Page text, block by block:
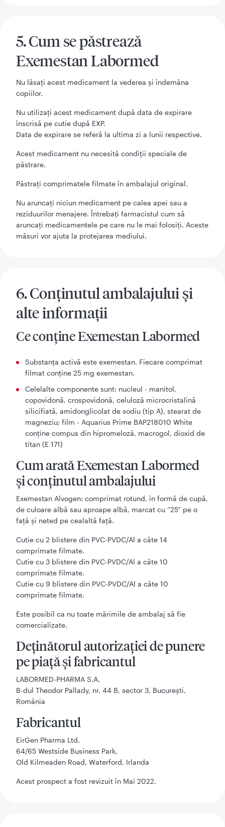
5. Cum se păstrează
Exemestan Labormed
Nu lăsați acest medicament la vederea și îndemâna
copiilor.
Nu utilizați acest medicament după data de expirare
înscrisă pe cutie după EXP.
Data de expirare se referă la ultima zi a lunii respective.
Acest medicament nu necesită condiţii speciale de
păstrare.
Păstraţi comprimatele filmate în ambalajul original.
Nu aruncați niciun medicament pe calea apei sau a
reziduurilor menajere. Întrebați farmacistul cum să
aruncați medicamentele pe care nu le mai folosiți. Aceste
măsuri vor ajuta la protejarea mediului.
6. Conținutul ambalajului și
alte informații
Ce conține Exemestan Labormed
Substanţa activă este exemestan. Fiecare comprimat
filmat conţine 25 mg exemestan.
Celelalte componente sunt: nucleul - manitol,
copovidonă, crospovidonă, celuloză microcristalină
silicifiată, amidonglicolat de sodiu (tip A), stearat de
magneziu; film - Aquarius Prime BAP218010 White
conţine compus din hipromeloză, macrogol, dioxid de
titan (E 171)
Cum arată Exemestan Labormed
și conținutul ambalajului
Exemestan Alvogen: comprimat rotund, în formă de cupă,
de culoare albă sau aproape albă, marcat cu “25” pe o
faţă şi neted pe cealaltă faţă.
Cutie cu 2 blistere din PVC-PVDC/Al a câte 14
comprimate filmate.
Cutie cu 3 blistere din PVC-PVDC/Al a câte 10
comprimate filmate.
Cutie cu 9 blistere din PVC-PVDC/Al a câte 10
comprimate filmate.
Este posibil ca nu toate mărimile de ambalaj să fie
comercializate.
Deținătorul autorizației de punere
pe piață și fabricantul
LABORMED-PHARMA S.A.
B-dul Theodor Pallady, nr. 44 B, sector 3, București,
România
Fabricantul
EirGen Pharma Ltd.
64/65 Westside Business Park,
Old Kilmeaden Road, Waterford, Irlanda
Acest prospect a fost revizuit în Mai 2022.